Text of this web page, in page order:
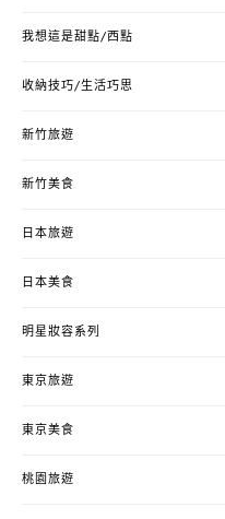
我想這是甜點/西點
收納技巧/生活巧思
新竹旅遊
新竹美食
日本旅遊
日本美食
明星妝容系列
東京旅遊
東京美食
桃園旅遊